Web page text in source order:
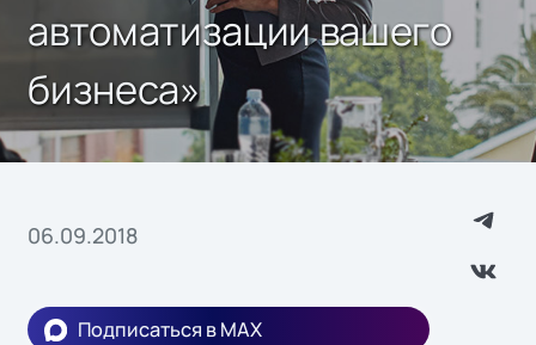
автоматизации вашего
бизнеса»
06.09.2018
Подписаться в MAX